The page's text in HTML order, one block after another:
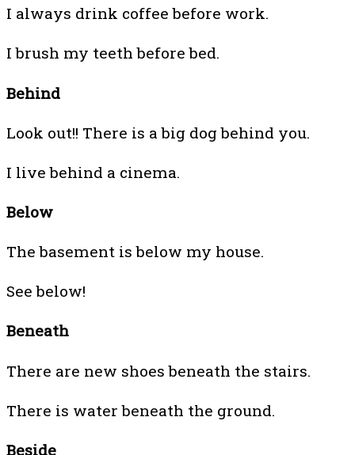
I always drink coffee before work.
I brush my teeth before bed.
Behind
Look out!! There is a big dog behind you.
I live behind a cinema.
Below
The basement is below my house.
See below!
Beneath
There are new shoes beneath the stairs.
There is water beneath the ground.
Beside